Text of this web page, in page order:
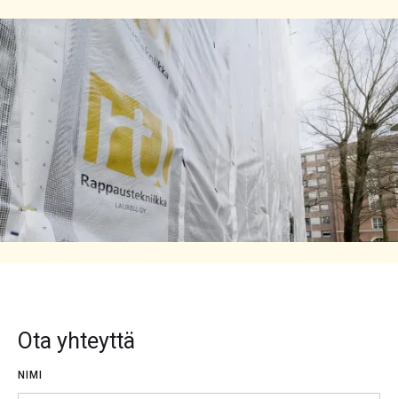
Ota yhteyttä
NIMI